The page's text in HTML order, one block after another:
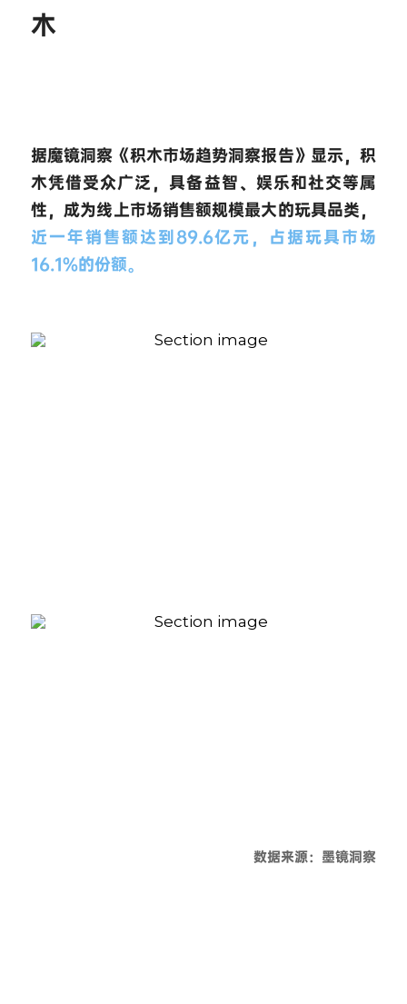
木
据魔镜洞察《积木市场趋势洞察报告》显示，积
木凭借受众广泛，具备益智、娱乐和社交等属
性，成为线上市场销售额规模最大的玩具品类，
近一年销售额达到89.6亿元，占据玩具市场
16.1%的份额。
数据来源：墨镜洞察